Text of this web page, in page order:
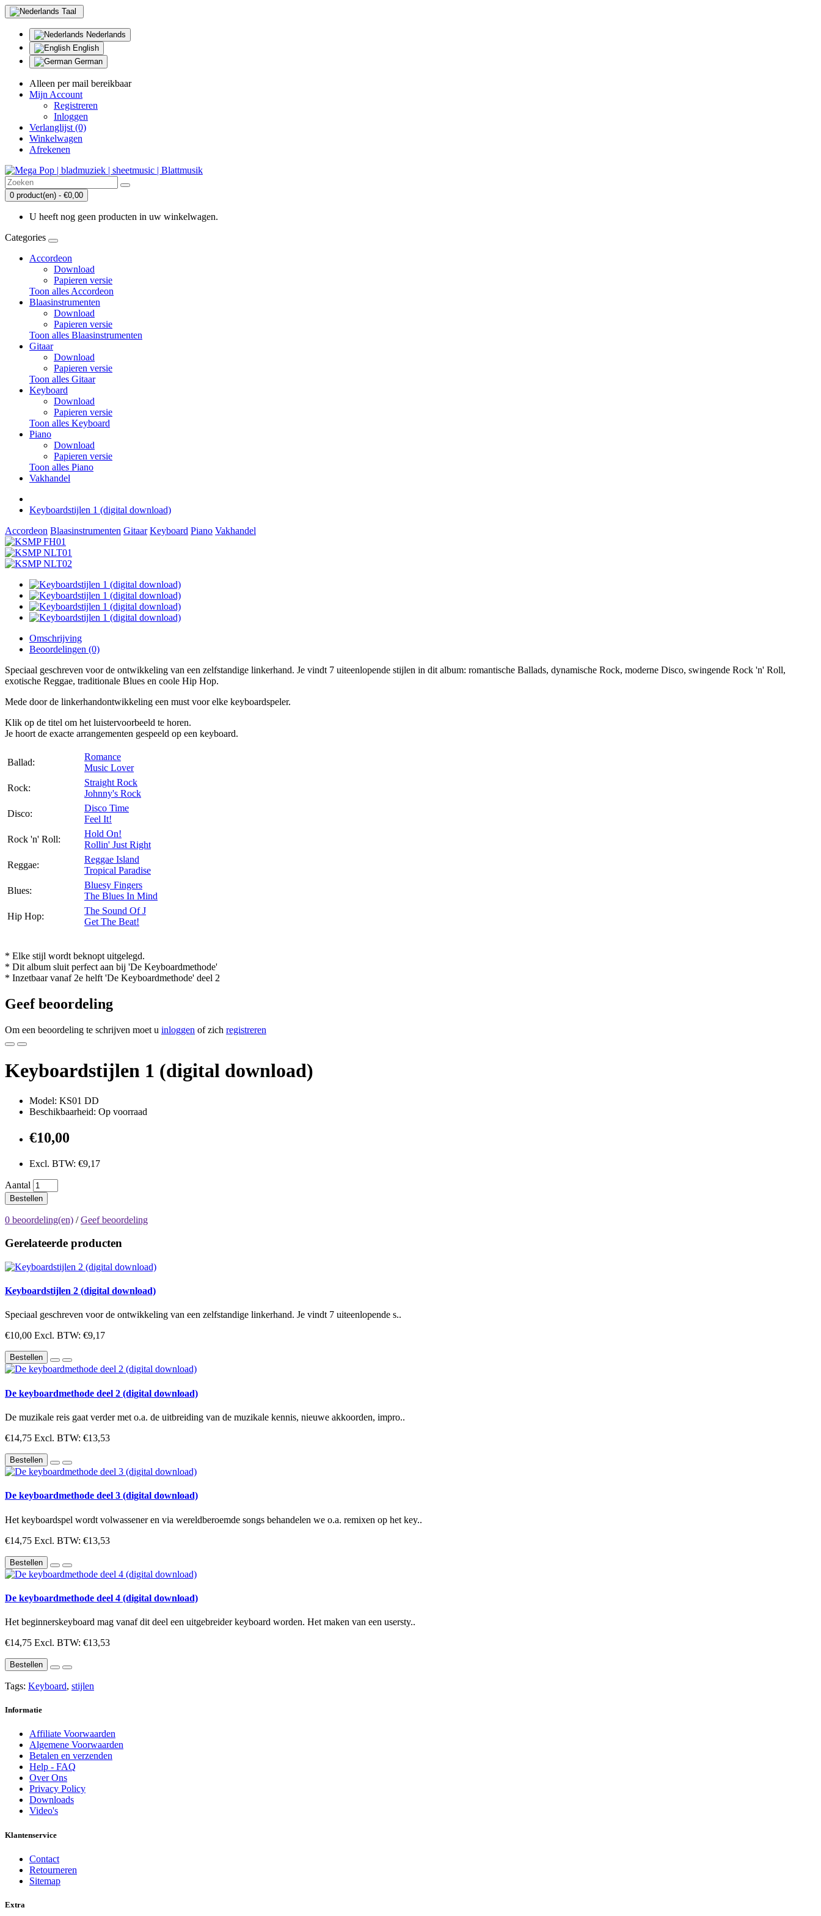
Taal
Nederlands
English
German
Alleen per mail bereikbaar
Mijn Account
Registreren
Inloggen
Verlanglijst (0)
Winkelwagen
Afrekenen
0 product(en) - €0,00
U heeft nog geen producten in uw winkelwagen.
Categories
Accordeon
Download
Papieren versie
Toon alles Accordeon
Blaasinstrumenten
Download
Papieren versie
Toon alles Blaasinstrumenten
Gitaar
Download
Papieren versie
Toon alles Gitaar
Keyboard
Download
Papieren versie
Toon alles Keyboard
Piano
Download
Papieren versie
Toon alles Piano
Vakhandel
Keyboardstijlen 1 (digital download)
Accordeon Blaasinstrumenten Gitaar Keyboard Piano Vakhandel
Omschrijving
Beoordelingen (0)
Speciaal geschreven voor de ontwikkeling van een zelfstandige linkerhand. Je vindt 7 uiteenlopende stijlen in dit album: romantische Ballads, dynamische Rock, moderne Disco, swingende Rock 'n' Roll,
exotische Reggae, traditionale Blues en coole Hip Hop.
Mede door de linkerhandontwikkeling een must voor elke keyboardspeler.
Klik op de titel om het luistervoorbeeld te horen.
Je hoort de exacte arrangementen gespeeld op een keyboard.
Ballad:
Romance
Music Lover
Rock:
Straight Rock
Johnny's Rock
Disco:
Disco Time
Feel It!
Rock 'n' Roll:
Hold On!
Rollin' Just Right
Reggae:
Reggae Island
Tropical Paradise
Blues:
Bluesy Fingers
The Blues In Mind
Hip Hop:
The Sound Of J
Get The Beat!
* Elke stijl wordt beknopt uitgelegd.
* Dit album sluit perfect aan bij 'De Keyboardmethode'
* Inzetbaar vanaf 2e helft 'De Keyboardmethode' deel 2
Geef beoordeling
Om een beoordeling te schrijven moet u inloggen of zich registreren
Keyboardstijlen 1 (digital download)
Model: KS01 DD
Beschikbaarheid: Op voorraad
€10,00
Excl. BTW: €9,17
Aantal
Bestellen
0 beoordeling(en) /Geef beoordeling
Gerelateerde producten
Keyboardstijlen 2 (digital download)
Speciaal geschreven voor de ontwikkeling van een zelfstandige linkerhand. Je vindt 7 uiteenlopende s..
€10,00 Excl. BTW: €9,17
Bestellen
De keyboardmethode deel 2 (digital download)
De muzikale reis gaat verder met o.a. de uitbreiding van de muzikale kennis, nieuwe akkoorden, impro..
€14,75 Excl. BTW: €13,53
Bestellen
De keyboardmethode deel 3 (digital download)
Het keyboardspel wordt volwassener en via wereldberoemde songs behandelen we o.a. remixen op het key..
€14,75 Excl. BTW: €13,53
Bestellen
De keyboardmethode deel 4 (digital download)
Het beginnerskeyboard mag vanaf dit deel een uitgebreider keyboard worden. Het maken van een usersty..
€14,75 Excl. BTW: €13,53
Bestellen
Tags: Keyboard, stijlen
Informatie
Affiliate Voorwaarden
Algemene Voorwaarden
Betalen en verzenden
Help - FAQ
Over Ons
Privacy Policy
Downloads
Video's
Klantenservice
Contact
Retourneren
Sitemap
Extra